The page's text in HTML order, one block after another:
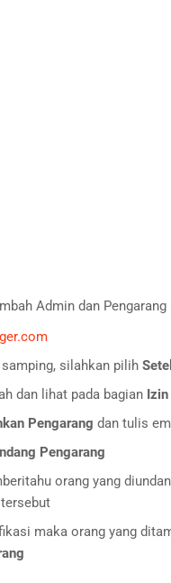
Admin dan
samping, silahkan pilih
dan lihat pada bagian Izin
Pengarang dan tulis
Pengarang
orang yang
maka orang yang